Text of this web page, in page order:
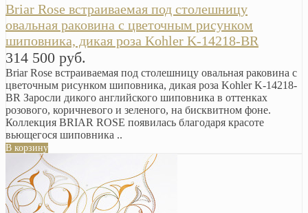
Briar Rose встраиваемая под столешницу
овальная раковина с цветочным рисунком
шиповника, дикая роза Kohler K-14218-BR
314 500 руб.
Briar Rose встраиваемая под столешницу овальная раковина с
цветочным рисунком шиповника, дикая роза Kohler K-14218-
BR Заросли дикого английского шиповника в оттенках
розового, коричневого и зеленого, на бисквитном фоне.
Коллекция BRIAR ROSE появилась благодаря красоте
вьющегося шиповника ..
В корзину